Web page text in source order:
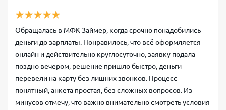
Обращалась в МФК Займер, когда срочно понадобились
деньги до зарплаты. Понравилось, что всё оформляется
онлайн и действительно круглосуточно, заявку подала
поздно вечером, решение пришло быстро, деньги
перевели на карту без лишних звонков. Процесс
понятный, анкета простая, без сложных вопросов. Из
минусов отмечу, что важно внимательно смотреть условия